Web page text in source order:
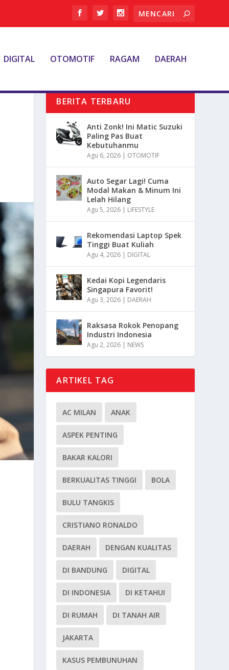
DIGITAL OTOMOTIF RAGAM DAERAH
BERITA TERBARU
Anti Zonk! Ini Matic Suzuki
Paling Pas Buat
Kebutuhanmu
Agu 6, 2026 | OTOMOTIF
Auto Segar Lagi! Cuma
Modal Makan & Minum Ini
Lelah Hilang
Agu 5, 2026 | LIFESTYLE
Rekomendasi Laptop Spek
Tinggi Buat Kuliah
Agu 4, 2026 | DIGITAL
Kedai Kopi Legendaris
Singapura Favorit!
Agu 3, 2026 | DAERAH
Raksasa Rokok Penopang
Industri Indonesia
Agu 2, 2026 | NEWS
ARTIKEL TAG
AC MILAN ANAK
ASPEK PENTING
BAKAR KALORI
BERKUALITAS TINGGI BOLA
BULU TANGKIS
CRISTIANO RONALDO
DAERAH DENGAN KUALITAS
DI BANDUNG DIGITAL
DI INDONESIA DI KETAHUI
DI RUMAH DI TANAH AIR
JAKARTA
KASUS PEMBUNUHAN